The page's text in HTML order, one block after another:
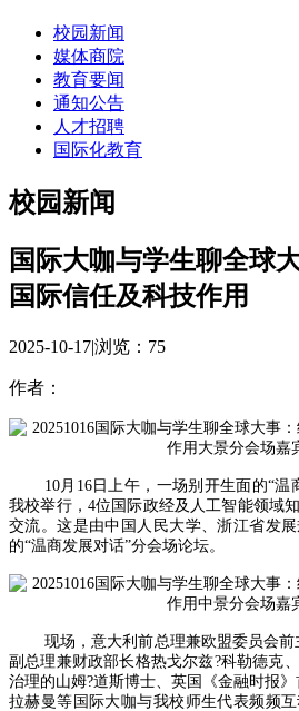
校园新闻
媒体商院
教育要闻
通知公告
人才招聘
国际化教育
校园新闻
国际大咖与学生聊全球
国际信任及科技作用
2025-10-17|浏览： 75
作者：
10月16日上午，一场别开生面的“
我校举行，4位国际政经及人工智能领域
交流。这是由中国人民大学、浙江省发
的“温商发展对话”分会场论坛。
现场，意大利前总理兼欧盟委员会
副总理兼财政部长格热戈尔兹?科勒德克
治理的山姆?道斯博士、英国《金融时报
拉赫曼等国际大咖与我校师生代表频频